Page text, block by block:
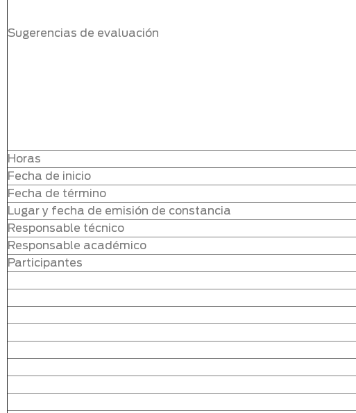
Sugerencias de evaluación
Horas
Fecha de inicio
Fecha de término
Lugar y fecha de emisión de constancia
Responsable técnico
Responsable académico
Participantes